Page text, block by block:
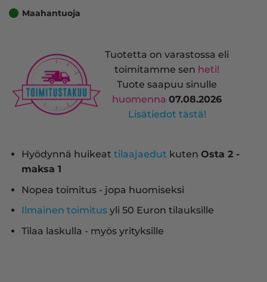
Maahantuoja
Tuotetta on varastossa eli
toimitamme sen heti!
Tuote saapuu sinulle
huomenna07.08.2026
Lisätiedot tästä!
Hyödynnä huikeat tilaajaedut kuten Osta 2 -
maksa 1
Nopea toimitus - jopa huomiseksi
Ilmainen toimitusyli 50 Euron tilauksille
Tilaa laskulla - myös yrityksille